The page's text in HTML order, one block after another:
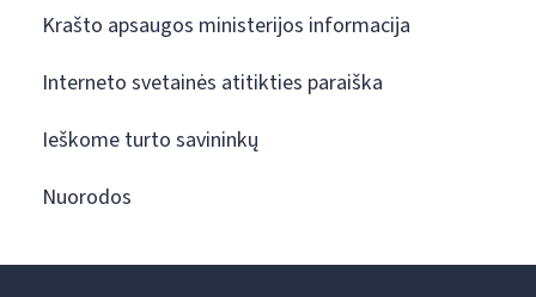
Krašto apsaugos ministerijos informacija
Interneto svetainės atitikties paraiška
Ieškome turto savininkų
Nuorodos